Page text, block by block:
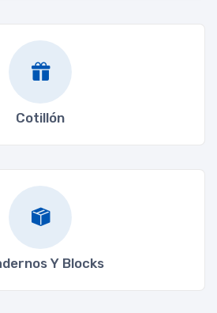
Cotillón
Y Blocks